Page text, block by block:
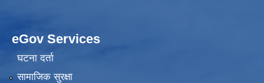
eGov Services
घटना दर्ता
सामाजिक सुरक्षा